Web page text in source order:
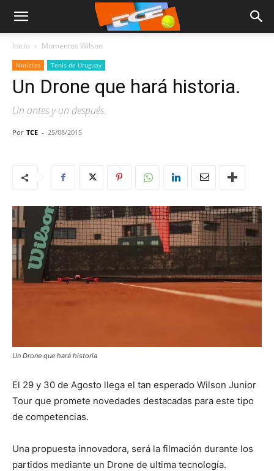
Inicio Momentos Wilson
Noticias Tenis de Uruguay
Un Drone que hará historia.
Un antes y un después.
Por TCE - 25/08/2015
Un Drone que hará historia
El 29 y 30 de Agosto llega el tan esperado Wilson Junior
Tour que promete novedades destacadas para este tipo
de competencias.
Una propuesta innovadora, será la filmación durante los
partidos mediante un Drone de ultima tecnología.